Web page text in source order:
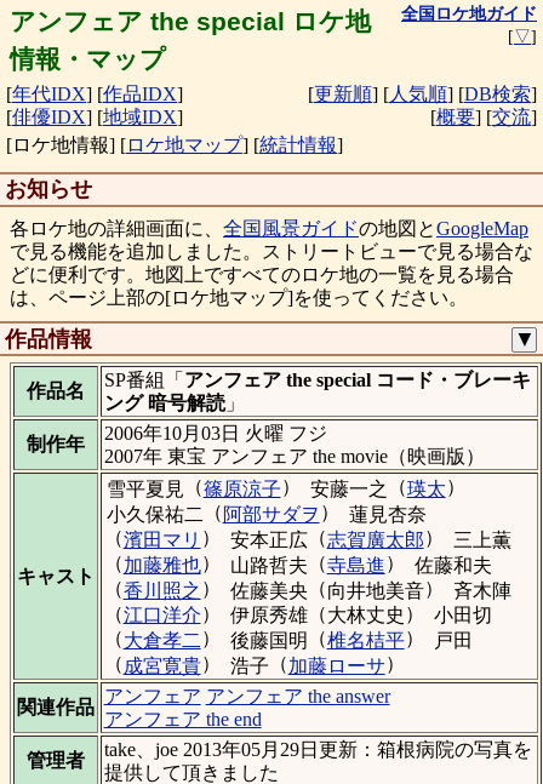
アンフェア the special ロケ地
情報・マップ
全国ロケ地ガイド
[▽]
[年代IDX] [作品IDX]
[俳優IDX] [地域IDX]
[更新順] [人気順] [DB検索]
[概要] [交流]
[ロケ地情報] [ロケ地マップ] [統計情報]
お知らせ
各ロケ地の詳細画面に、 全国風景ガイドの地図とGoogleMap
で見る機能を追加しました。ストリートビューで見る場合な
どに便利です。地図上ですべてのロケ地の一覧を見る場合
は、ページ上部の[ロケ地マップ]を使ってください。
作品情報 ▼
作品名
SP番組「 アンフェア the special コード・ブレーキ
ング 暗号解読」
制作年
2006年10月03日 火曜 フジ
2007年 東宝 アンフェア the movie（映画版）
キャスト
雪平夏見 （篠原涼子） 安藤一之 （瑛太）
小久保祐二 （ 阿部サダヲ ）
蓮見杏奈
（濱田マリ ） 安本正広（志賀廣太郎）
三上薫
（加藤雅也） 山路哲夫 （寺島進）
佐藤和夫
（香川照之 ） 佐藤美央 （向井地美音）
斉木陣
（江口洋介） 伊原秀雄（大林丈史 ）
小田切
（大倉孝二 ） 後藤国明 （椎名桔平）
戸田
（ 成宮寛貴） 浩子 （加藤ローサ）
関連作品
アンフェア アンフェア the answer
アンフェア the end
管理者
take、joe 2013年05月29日更新：箱根病院の写真を
提供して頂きました